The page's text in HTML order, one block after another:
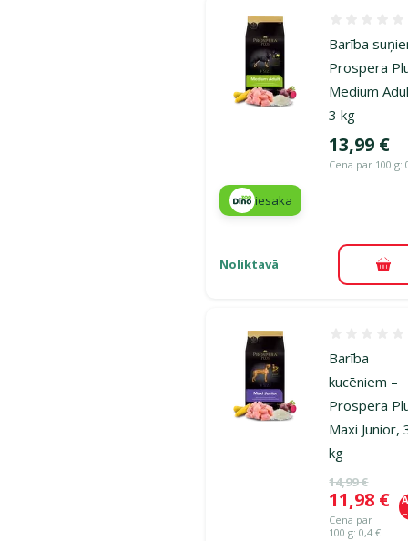
Barī­ba
Prospera
Medium
3 kg
Cena
13,99 €
Cena par 100 g:
iesaka
Noliktavā
Barība
kucēniem –
Prospera
Maxi Junior,
kg
Oriģinālā
14,99 €
Cena
11,98 €
Cena par
100 g: 0,4 €